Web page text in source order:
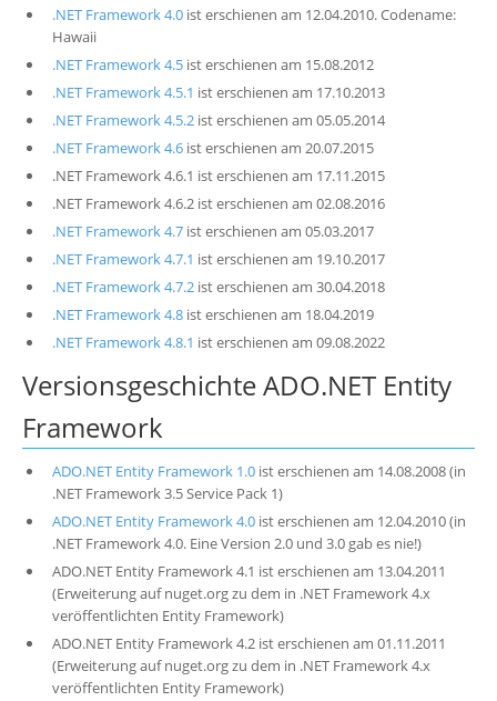
.NET Framework 4.0ist erschienen am 12.04.2010. Codename:
Hawaii
.NET Framework 4.5ist erschienen am 15.08.2012
.NET Framework 4.5.1 ist erschienen am 17.10.2013
.NET Framework 4.5.2ist erschienen am 05.05.2014
.NET Framework 4.6ist erschienen am 20.07.2015
.NET Framework 4.6.1 ist erschienen am 17.11.2015
.NET Framework 4.6.2 ist erschienen am 02.08.2016
.NET Framework 4.7ist erschienen am 05.03.2017
.NET Framework 4.7.1 ist erschienen am 19.10.2017
.NET Framework 4.7.2ist erschienen am 30.04.2018
.NET Framework 4.8ist erschienen am 18.04.2019
.NET Framework 4.8.1 ist erschienen am 09.08.2022
Versionsgeschichte ADO.NET Entity
Framework
ADO.NET Entity Framework 1.0ist erschienen am 14.08.2008 (in
.NET Framework 3.5 Service Pack 1)
ADO.NET Entity Framework 4.0ist erschienen am 12.04.2010 (in
.NET Framework 4.0. Eine Version 2.0 und 3.0 gab es nie!)
ADO.NET Entity Framework 4.1 ist erschienen am 13.04.2011
(Erweiterung auf nuget.org zu dem in .NET Framework 4.x
veröffentlichten Entity Framework)
ADO.NET Entity Framework 4.2 ist erschienen am 01.11.2011
(Erweiterung auf nuget.org zu dem in .NET Framework 4.x
veröffentlichten Entity Framework)